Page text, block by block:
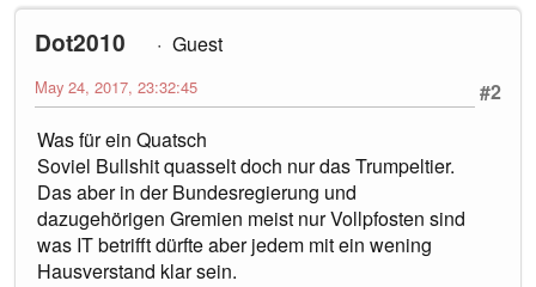
Dot2010
Guest
#2
May 24, 2017, 23:32:45
Was für ein Quatsch
Soviel Bullshit quasselt doch nur das Trumpeltier.
Das aber in der Bundesregierung und
dazugehörigen Gremien meist nur Vollpfosten sind
was IT betrifft dürfte aber jedem mit ein wening
Hausverstand klar sein.